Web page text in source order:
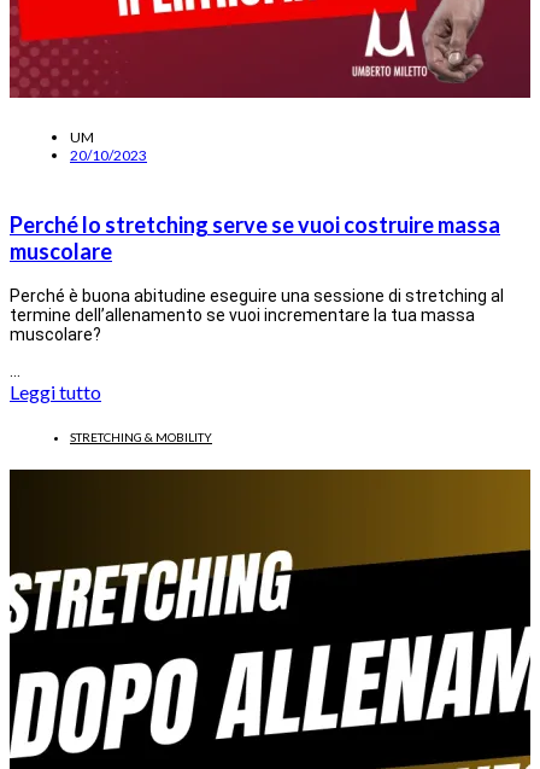
UM
20/10/2023
Perché lo stretching serve se vuoi costruire massa
muscolare
Perché è buona abitudine eseguire una sessione di stretching al
termine dell’allenamento se vuoi incrementare la tua massa
muscolare?
Leggi tutto
STRETCHING & MOBILITY